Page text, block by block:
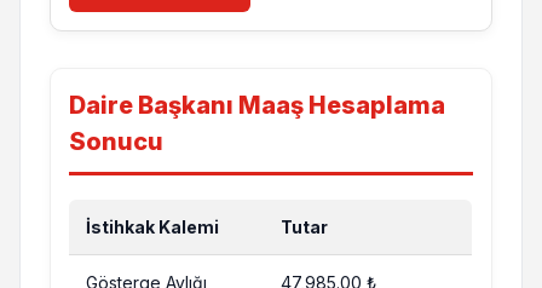
Daire Başkanı Maaş Hesaplama
Sonucu
İstihkak Kalemi Tutar
Gösterge Aylığı 47,985.00 ₺